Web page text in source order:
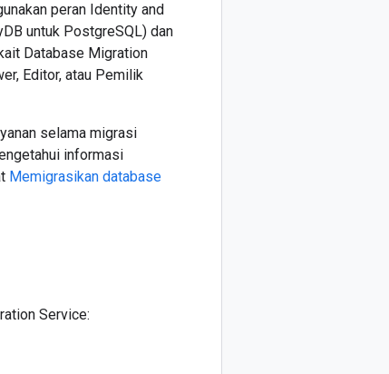
peran Identity and
untuk PostgreSQL) dan
Database Migration
Editor, atau Pemilik
selama migrasi
informasi
Memigrasikan database
Service: